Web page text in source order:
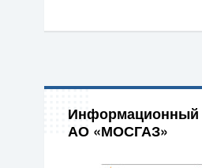
Информационный
АО «МОСГАЗ»